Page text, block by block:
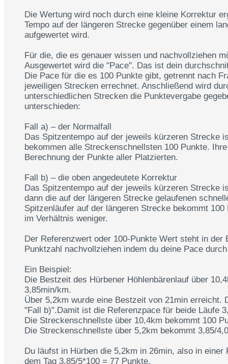
Die Wertung wird noch durch eine kleine Korrektur
Tempo auf der längeren Strecke gegenüber einem
aufgewertet wird.
Für die, die es genauer wissen und nachvollziehen
Ausgewertet wird die "Pace". Das ist dein
Die Pace für die es 100 Punkte gibt, getrennt nach
jeweiligen Strecken errechnet. Anschließend wird
unterschiedlichen Strecken die Punktevergabe
unterschieden:
Fall a) – der Normalfall
Das Spitzentempo auf der jeweils kürzeren Strecke
bekommen alle Streckenschnellsten 100 Punkte.
Berechnung der Punkte aller Platzierten.
Fall b) – die oben angedeutete Korrektur
Das Spitzentempo auf der jeweils kürzeren Strecke
dann die auf der längeren Strecke gelaufenen
Spitzenläufer auf der längeren Strecke bekommt
im Verhältnis weniger.
Der Referenzwert oder 100-Punkte Wert steht in
Punktzahl nachvollziehen indem du deine Pace
Ein Beispiel:
Die Bestzeit des Hürbener Höhlenbärenlauf über
3,85min/km.
Über 5,2km wurde eine Bestzeit von 21min
"Fall b)".Damit ist die Referenzpace für beide Läufe
Die Streckenschnellste über 10,4km bekommt 100
Die Streckenschnellste über 5,2km bekommt 3,85/
Du läufst in Hürben die 5,2km in 26min, also in
dem Tag 3,85/5*100 = 77 Punkte.